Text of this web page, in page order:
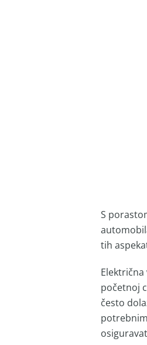
S
tih
početnoj
često